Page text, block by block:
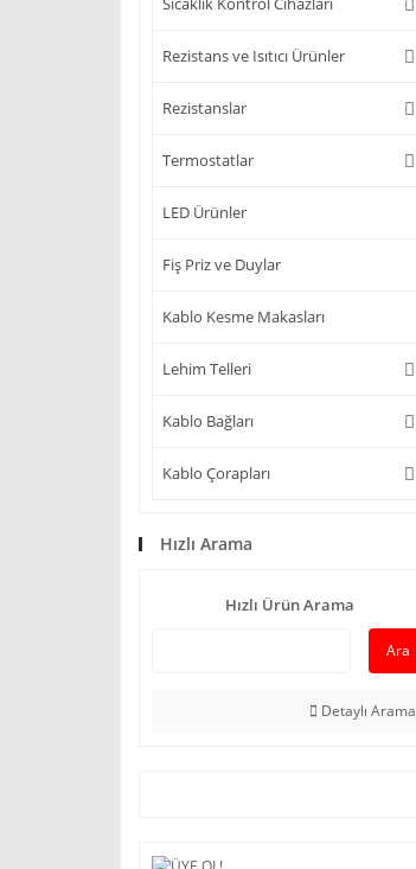
Rezistans ve Isıtıcı Ürünler
Rezistanslar
Termostatlar
LED Ürünler
Fiş Priz ve Duylar
Kablo Kesme Makasları
Lehim Telleri
Kablo Bağları
Kablo Çorapları
Hızlı Arama
Hızlı Ürün Arama
Ara
Detaylı Arama